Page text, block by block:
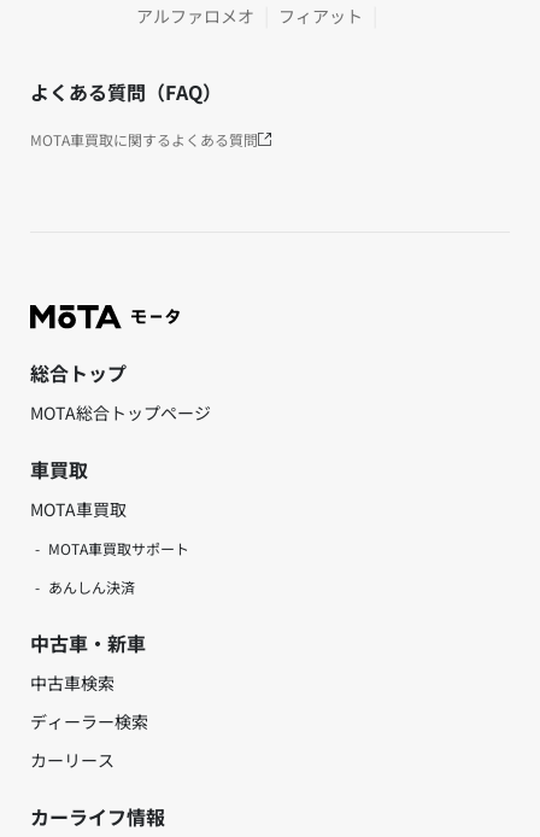
アルファロメオ
フィアット
よくある質問（FAQ）
MOTA車買取に関するよくある質問
総合トップ
MOTA総合トップページ
車買取
MOTA車買取
MOTA車買取サポート
あんしん決済
中古車・新車
中古車検索
ディーラー検索
カーリース
カーライフ情報